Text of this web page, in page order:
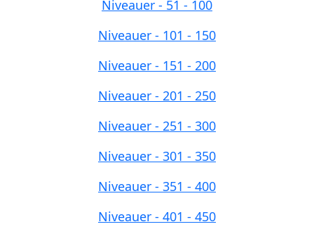
Niveauer - 51 - 100
Niveauer - 101 - 150
Niveauer - 151 - 200
Niveauer - 201 - 250
Niveauer - 251 - 300
Niveauer - 301 - 350
Niveauer - 351 - 400
Niveauer - 401 - 450